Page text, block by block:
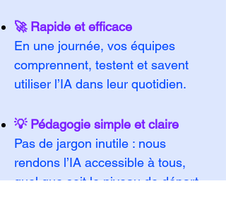
🚀 Rapide et efficace
En une journée, vos équipes
comprennent, testent et savent
utiliser l’IA dans leur quotidien.
💡 Pédagogie simple et claire
Pas de jargon inutile : nous
rendons l’IA accessible à tous,
quel que soit le niveau de départ.